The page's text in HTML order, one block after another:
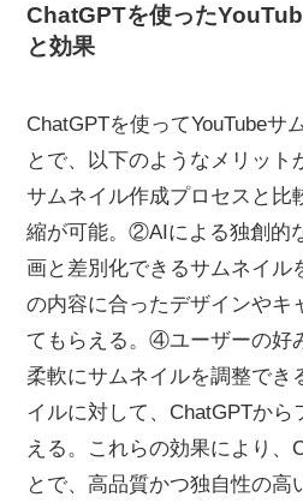
ChatGPTを使った
と効果
ChatGPTを使ってYouTubeサ
とで、以下のようなメリッ
サムネイル作成プロセスと比
縮が可能。②AIによる独創的
画と差別化できるサムネイ
の内容に合ったデザインやキ
てもらえる。④ユーザーの好
柔軟にサムネイルを調整で
イルに対して、ChatGPTから
える。これらの効果により、
とで、高品質かつ独自性の高